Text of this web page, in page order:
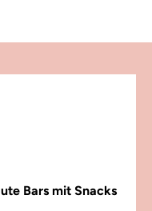
Bars mit Snacks